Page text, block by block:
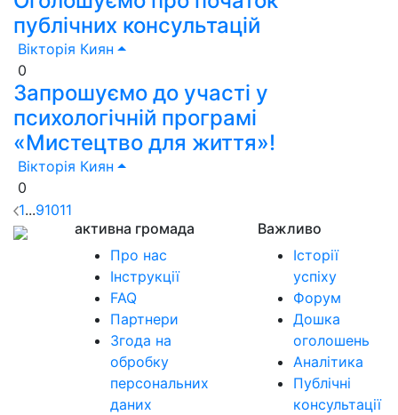
публічних консультацій
Вікторія Киян
0
Запрошуємо до участі у
психологічній програмі
«Мистецтво для життя»!
Вікторія Киян
0
1...91011
активна громада
Про нас
Інструкції
FAQ
Партнери
Згода на
обробку
персональних
даних
Важливо
Історії
успіху
Форум
Дошка
оголошень
Аналітика
Публічні
консультації